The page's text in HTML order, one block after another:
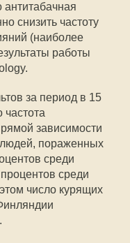
снизить частоту
(наиболее
работы
за период в 15
частота
зависимости
людей, пораженных
среди
среди
число курящих